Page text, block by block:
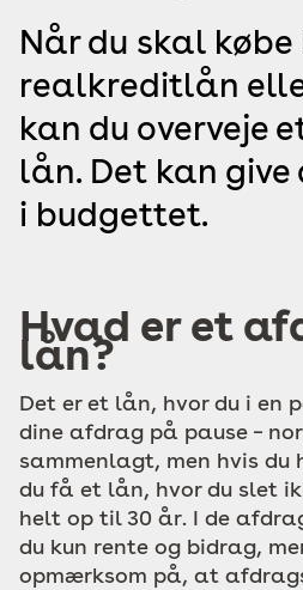
Når du skal
realkreditlån
kan du overveje
lån. Det kan
i budgettet.
Hvad er et
lån?
Det er et lån, hvor du i en
dine afdrag på pause –
sammenlagt, men hvis
du få et lån, hvor du slet
helt op til 30 år. I de
du kun rente og bidrag,
opmærksom på, at